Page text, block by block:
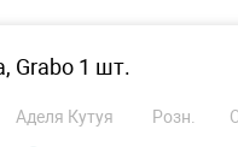
Grabo 1 шт.
Аделя Кутуя Розн.